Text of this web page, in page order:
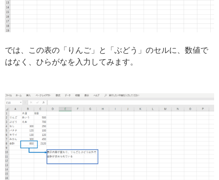
では、この表の「りんご」と「ぶどう」のセルに、数値で
はなく、ひらがなを入力してみます。